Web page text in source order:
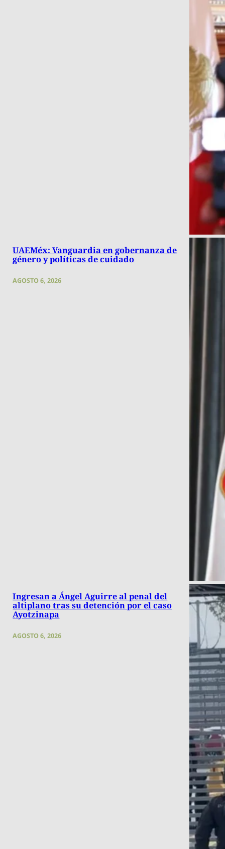
UAEMéx: Vanguardia en gobernanza de
género y políticas de cuidado
AGOSTO 6, 2026
Ingresan a Ángel Aguirre al penal del
altiplano tras su detención por el caso
Ayotzinapa
AGOSTO 6, 2026